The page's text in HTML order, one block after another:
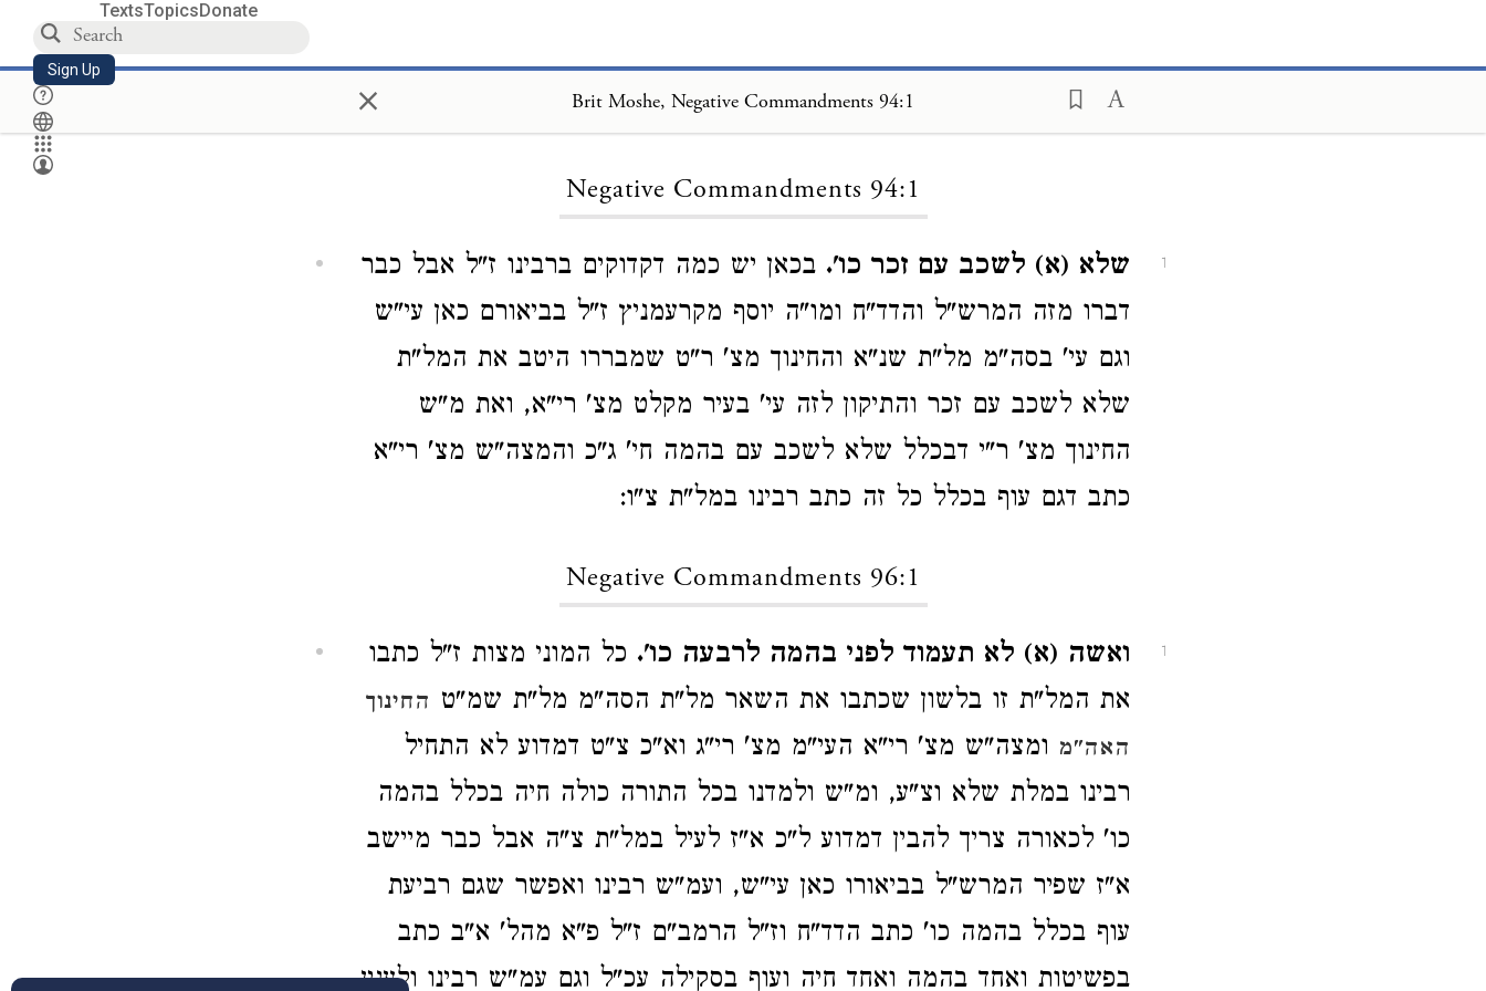
TextsTopicsDonate
Sign Up × Brit Moshe, Negative Commandments 94:1
Negative Commandments 94:1
1 שלא (א) לשכב עם זכר כו'. בכאן יש כמה דקדוקים ברבינו ז"ל אבל כבר
דברו מזה המרש"ל והדד"ח ומו"ה יוסף מקרעמניץ ז"ל בביאורם כאן עי"ש
וגם עי' בסה"מ מל"ת שנ"א והחינוך מצ' ר"ט שמבררו היטב את המל"ת
שלא לשכב עם זכר והתיקון לזה עי' בעיר מקלט מצ' רי"א, ואת מ"ש
החינוך מצ' ר"י דבכלל שלא לשכב עם בהמה חי' ג"כ והמצה"ש מצ' רי"א
כתב דגם עוף בכלל כל זה כתב רבינו במל"ת צ"ו:
Negative Commandments 96:1
1 ואשה (א) לא תעמוד לפני בהמה לרבעה כו'. כל המוני מצות ז"ל כתבו
את המל"ת זו בלשון שכתבו את השאר מל"ת הסה"מ מל"ת שמ"ט החינוך
האה"מ ומצה"ש מצ' רי"א העי"מ מצ' רי"ג וא"כ צ"ט דמדוע לא התחיל
רבינו במלת שלא וצ"ע, ומ"ש ולמדנו בכל התורה כולה חיה בכלל בהמה
כו' לכאורה צריך להבין דמדוע ל"כ א"ז לעיל במל"ת צ"ה אבל כבר מיישב
א"ז שפיר המרש"ל בביאורו כאן עי"ש, ועמ"ש רבינו ואפשר שגם רביעת
עוף בכלל בהמה כו' כתב הדד"ח וז"ל הרמב"ם ז"ל פ"א מהל' א"ב כתב
בפשיטות ואחד בהמה ואחד חיה ועוף בסקילה עכ"ל וגם עמ"ש רבינו ולענין